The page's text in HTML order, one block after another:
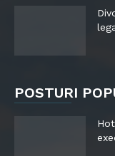
POSTURI